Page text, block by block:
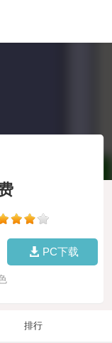
PC下载
排行